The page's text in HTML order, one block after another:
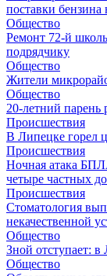
поставки бензина
Общество
Ремонт 72‑й
подрядчику
Общество
Жители
Общество
20-летний парень
Происшествия
В Липецке горел
Происшествия
Ночная атака
четыре частных
Происшествия
Стоматология
некачественной
Общество
Зной отступает:
Общество